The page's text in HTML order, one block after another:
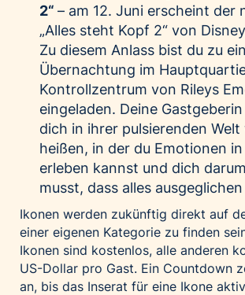
2“ – am 12. Juni erscheint der
„Alles steht Kopf 2“ von
Zu diesem Anlass bist du zu
Übernachtung im
Kontrollzentrum von Rileys
eingeladen. Deine
dich in ihrer pulsierenden
heißen, in der du Emotionen
erleben kannst und dich
musst, dass alles
Ikonen werden zukünftig direkt auf
einer eigenen Kategorie zu finden
Ikonen sind kostenlos, alle anderen
US-Dollar pro Gast. Ein Countdown
an, bis das Inserat für eine Ikone